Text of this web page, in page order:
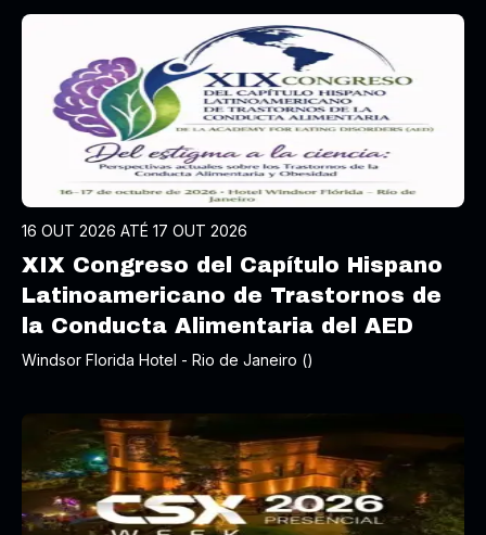
16 OUT 2026 ATÉ 17 OUT 2026
XIX Congreso del Capítulo Hispano
Latinoamericano de Trastornos de
la Conducta Alimentaria del AED
Windsor Florida Hotel - Rio de Janeiro ()